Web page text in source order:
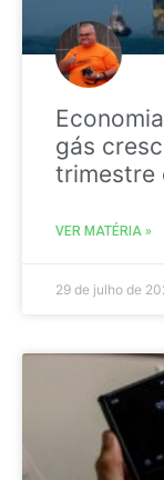
gás
trimestre
VER MATÉRIA »
29 de julho de